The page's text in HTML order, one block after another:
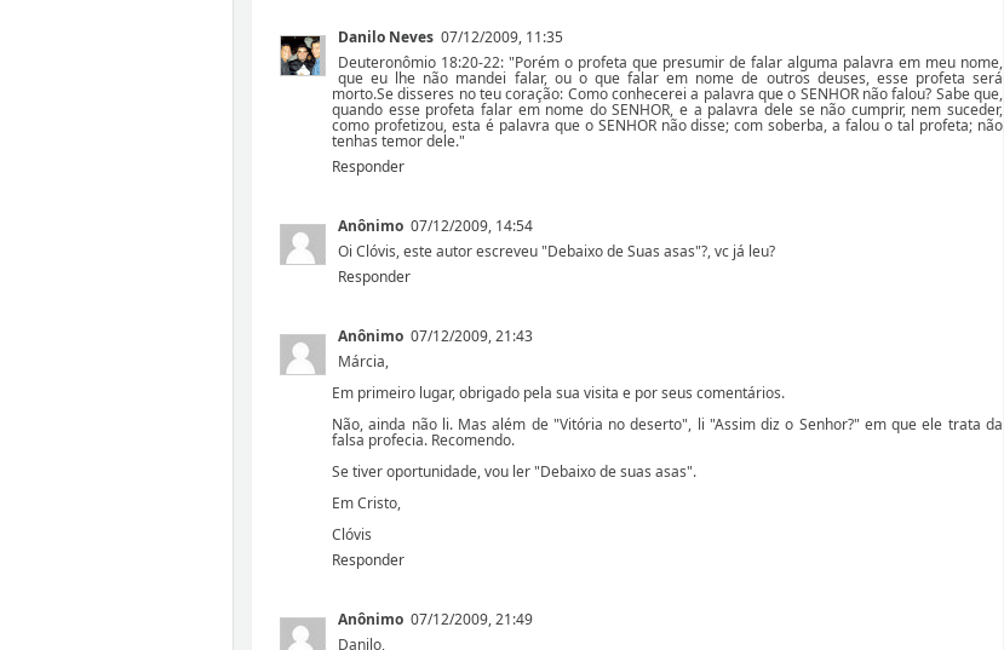
Danilo Neves 07/12/2009, 11:35
Deuteronômio 18:20-22: "Porém o profeta que presumir de falar alguma palavra em meu nome,
que eu lhe não mandei falar, ou o que falar em nome de outros deuses, esse profeta será
morto.Se disseres no teu coração: Como conhecerei a palavra que o SENHOR não falou? Sabe que,
quando esse profeta falar em nome do SENHOR, e a palavra dele se não cumprir, nem suceder,
como profetizou, esta é palavra que o SENHOR não disse; com soberba, a falou o tal profeta; não
tenhas temor dele."
Responder
Anônimo 07/12/2009, 14:54
Oi Clóvis, este autor escreveu "Debaixo de Suas asas"?, vc já leu?
Responder
Anônimo 07/12/2009, 21:43
Márcia,
Em primeiro lugar, obrigado pela sua visita e por seus comentários.
Não, ainda não li. Mas além de "Vitória no deserto", li "Assim diz o Senhor?" em que ele trata da
falsa profecia. Recomendo.
Se tiver oportunidade, vou ler "Debaixo de suas asas".
Em Cristo,
Clóvis
Responder
Anônimo 07/12/2009, 21:49
Danilo,